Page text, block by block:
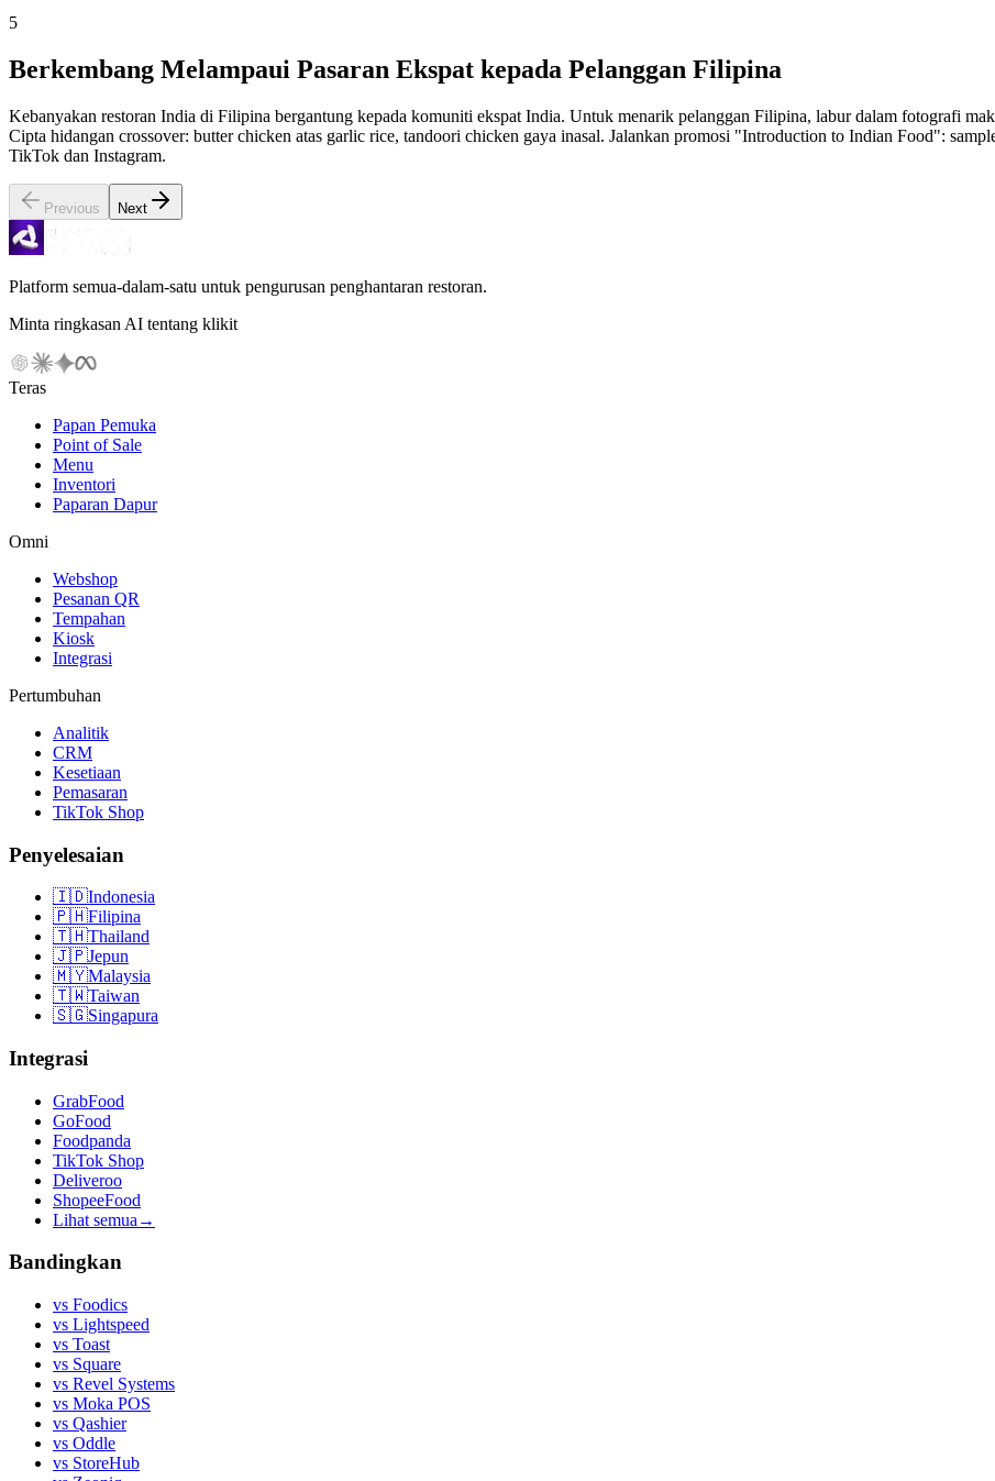
5
Berkembang Melampaui Pasaran Ekspat kepada Pelanggan Filipina
Kebanyakan restoran India di Filipina bergantung kepada komuniti ekspat India. Untuk menarik pelanggan Filipina, labur dalam fotografi
Cipta hidangan crossover: butter chicken atas garlic rice, tandoori chicken gaya inasal. Jalankan promosi "Introduction to Indian Food":
TikTok dan Instagram.
Previous Next
Platform semua-dalam-satu untuk pengurusan penghantaran restoran.
Minta ringkasan AI tentang klikit
Teras
Papan Pemuka
Point of Sale
Menu
Inventori
Paparan Dapur
Omni
Webshop
Pesanan QR
Tempahan
Kiosk
Integrasi
Pertumbuhan
Analitik
CRM
Kesetiaan
Pemasaran
TikTok Shop
Penyelesaian
🇮🇩Indonesia
🇵🇭Filipina
🇹🇭Thailand
🇯🇵Jepun
🇲🇾Malaysia
🇹🇼Taiwan
🇸🇬Singapura
Integrasi
GrabFood
GoFood
Foodpanda
TikTok Shop
Deliveroo
ShopeeFood
Lihat semua →
Bandingkan
vs Foodics
vs Lightspeed
vs Toast
vs Square
vs Revel Systems
vs Moka POS
vs Qashier
vs Oddle
vs StoreHub